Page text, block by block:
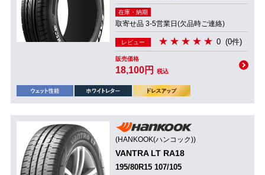
在庫・納期
取寄せ品 3-5営業日(欠品時ご連絡)
レビュー 0 (0件)
販売価格
18,100円 税込
(HANKOOK(ハンコック))
VANTRA LT RA18
195/80R15 107/105